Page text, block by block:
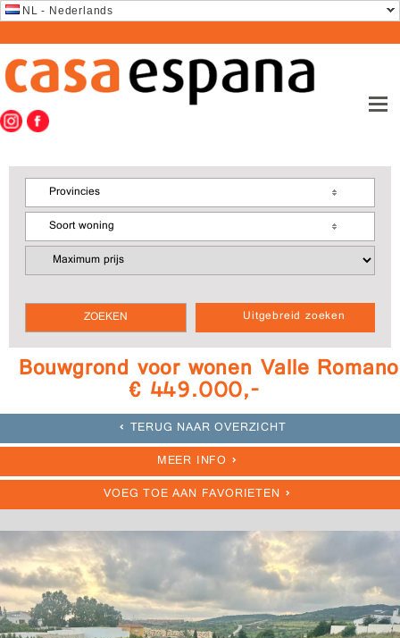
NL - Nederlands
Uitgebreid zoeken
Provincies
Soort woning
Bouwgrond voor wonen Valle Romano
€ 449.000,-
TERUG NAAR OVERZICHT
MEER INFO
VOEG TOE AAN FAVORIETEN